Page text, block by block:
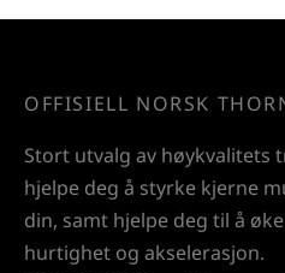
OFFISIELL NORSK
Stort utvalg av høykvalitets
hjelpe deg å styrke kjerne
din, samt hjelpe deg til å
hurtighet og akselerasjon.